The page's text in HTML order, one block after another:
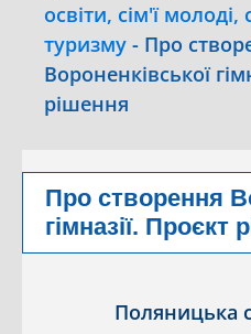
освіти, сім'ї
туризму - Про
Вороненківської
рішення
Про створення
гімназії. Проєкт
Поляницька